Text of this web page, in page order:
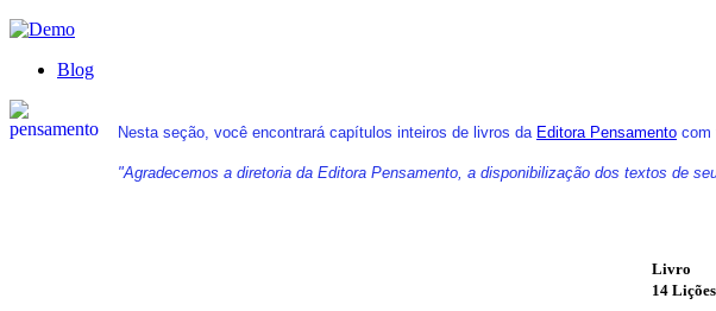
Blog
Nesta seção, você encontrará capítulos inteiros de livros da Editora Pensamento com
"Agradecemos a diretoria da Editora Pensamento, a disponibilização dos textos de
Livro
14